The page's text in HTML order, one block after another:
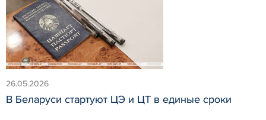
26.05.2026
В Беларуси стартуют ЦЭ и ЦТ в единые сроки